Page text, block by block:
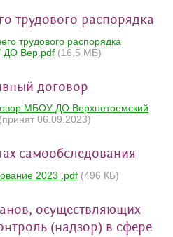
трудового распорядка
трудового распорядка
ДО Вер.pdf (16,5 МБ)
договор
МБОУ ДО Верхнетоемский
(принят 06.09.2023)
самообследования
2023 .pdf (496 КБ)
осуществляющих
(надзор) в сфере